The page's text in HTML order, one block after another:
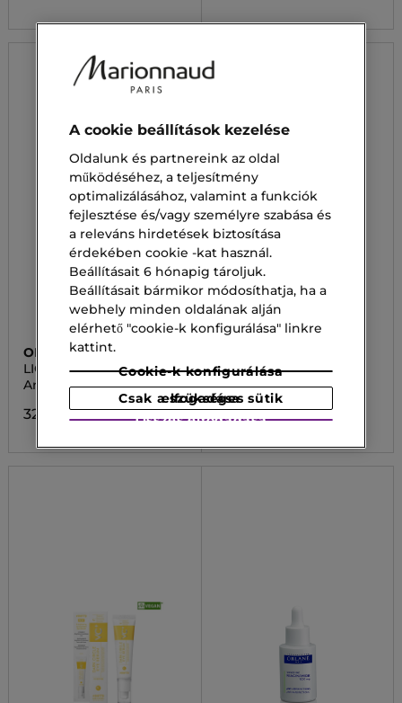
ORLANE
LIGHT SMOOTHING
CREAM
Arcápolási szérum
32 400,00 Ft
AQUASOURCE SUPER
AQUA GLOW
Arcápolási szérum
18 200,00 Ft
A cookie beállítások kezelése
Oldalunk és partnereink az oldal
működéséhez, a teljesítmény
optimalizálásához, valamint a funkciók
fejlesztése és/vagy személyre szabása és
a releváns hirdetések biztosítása
érdekében cookie -kat használ.
Beállításait 6 hónapig tároljuk.
Beállításait bármikor módosíthatja, ha a
webhely minden oldalának alján
elérhető "cookie-k konfigurálása" linkre
kattint.
Cookie-k konfigurálása
Csak a szükséges sütik elfogadása
Összes elfogadása